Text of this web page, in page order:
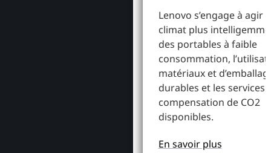
Lenovo s’engage à agir
climat plus
des portables à faible
consommation,
matériaux et
durables et les services
compensation de CO2
disponibles.
En savoir plus